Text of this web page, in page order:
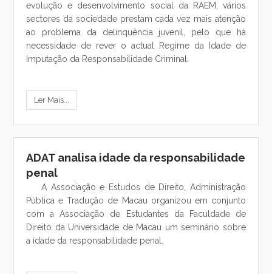
evolução e desenvolvimento social da RAEM, vários
sectores da sociedade prestam cada vez mais atenção
ao problema da delinquência juvenil, pelo que há
necessidade de rever o actual Regime da Idade de
Imputação da Responsabilidade Criminal.
Ler Mais...
ADAT analisa idade da responsabilidade
penal
A Associação e Estudos de Direito, Administração
Pública e Tradução de Macau organizou em conjunto
com a Associação de Estudantes da Faculdade de
Direito da Universidade de Macau um seminário sobre
a idade da responsabilidade penal.